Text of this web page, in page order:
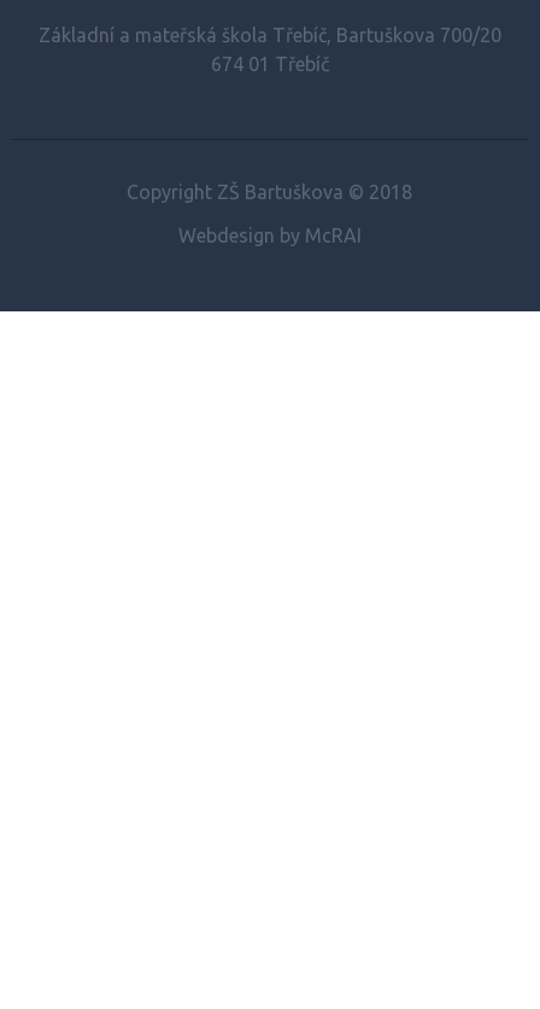
Základní a mateřská škola Třebíč, Bartuškova 700/20
674 01 Třebíč
Copyright ZŠ Bartuškova © 2018
Webdesign by McRAI